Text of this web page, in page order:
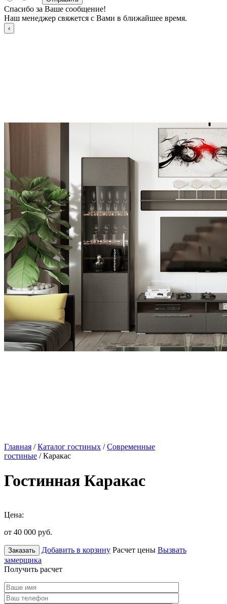
Спасибо за Ваше сообщение!
Наш менеджер свяжется с Вами в ближайшее время.
Главная /Каталог гостиных /Современные
гостиные / Каракас
Гостинная Каракас
Цена:
от 40 000 руб.
Заказать Добавить в корзину Расчет цены Вызвать
замерщика
Получить расчет